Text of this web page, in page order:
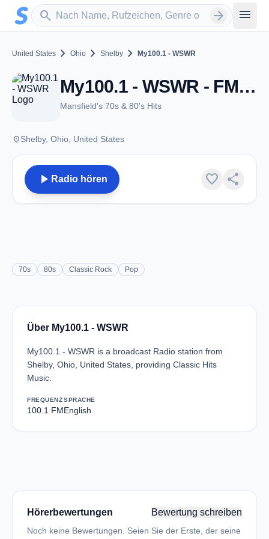
Zum Hauptinhalt springen
search
Sender suchen arrow_forward menu
United States chevron_right Ohio chevron_right Shelby chevron_right My100.1 - WSWR
My100.1 - WSWR - FM 100.1 - Shelby, OH
Mansfield's 70s & 80's Hits
placeShelby, Ohio, United States
play_arrow Radio hören favorite share
70s 80s Classic Rock Pop
Über My100.1 - WSWR
My100.1 - WSWR is a broadcast Radio station from
Shelby, Ohio, United States, providing Classic Hits
Music.
FREQUENZ
100.1 FM
SPRACHE
English
Hörerbewertungen Bewertung schreiben
Noch keine Bewertungen. Seien Sie der Erste, der seine